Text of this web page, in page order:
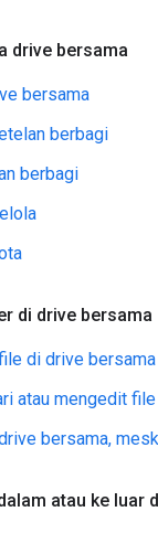
drive bersama
bersama
berbagi
berbagi
di drive bersama
di drive
atau mengedit
bersama,
atau ke luar